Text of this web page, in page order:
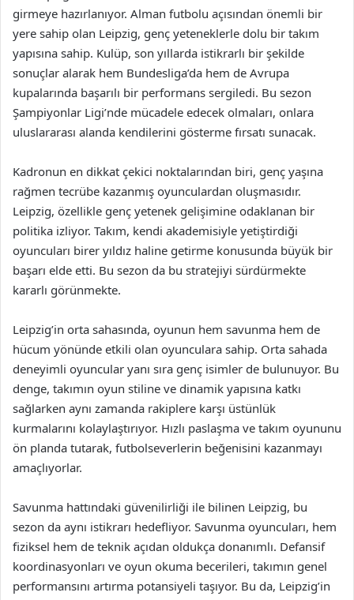
girmeye hazırlanıyor. Alman futbolu açısından önemli bir
yere sahip olan Leipzig, genç yeteneklerle dolu bir takım
yapısına sahip. Kulüp, son yıllarda istikrarlı bir şekilde
sonuçlar alarak hem Bundesliga’da hem de Avrupa
kupalarında başarılı bir performans sergiledi. Bu sezon
Şampiyonlar Ligi’nde mücadele edecek olmaları, onlara
uluslararası alanda kendilerini gösterme fırsatı sunacak.
Kadronun en dikkat çekici noktalarından biri, genç yaşına
rağmen tecrübe kazanmış oyunculardan oluşmasıdır.
Leipzig, özellikle genç yetenek gelişimine odaklanan bir
politika izliyor. Takım, kendi akademisiyle yetiştirdiği
oyuncuları birer yıldız haline getirme konusunda büyük bir
başarı elde etti. Bu sezon da bu stratejiyi sürdürmekte
kararlı görünmekte.
Leipzig’in orta sahasında, oyunun hem savunma hem de
hücum yönünde etkili olan oyunculara sahip. Orta sahada
deneyimli oyuncular yanı sıra genç isimler de bulunuyor. Bu
denge, takımın oyun stiline ve dinamik yapısına katkı
sağlarken aynı zamanda rakiplere karşı üstünlük
kurmalarını kolaylaştırıyor. Hızlı paslaşma ve takım oyununu
ön planda tutarak, futbolseverlerin beğenisini kazanmayı
amaçlıyorlar.
Savunma hattındaki güvenilirliği ile bilinen Leipzig, bu
sezon da aynı istikrarı hedefliyor. Savunma oyuncuları, hem
fiziksel hem de teknik açıdan oldukça donanımlı. Defansif
koordinasyonları ve oyun okuma becerileri, takımın genel
performansını artırma potansiyeli taşıyor. Bu da, Leipzig’in